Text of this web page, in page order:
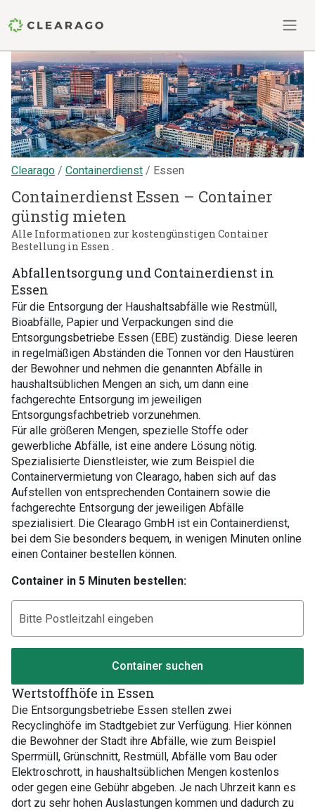
Clearago Containerdienst Essen
Containerdienst Essen – Container
günstig mieten
Alle Informationen zur kostengünstigen Container
Bestellung in Essen .
Abfallentsorgung und Containerdienst in
Essen
Für die Entsorgung der Haushaltsabfälle wie Restmüll,
Bioabfälle, Papier und Verpackungen sind die
Entsorgungsbetriebe Essen (EBE) zuständig. Diese leeren
in regelmäßigen Abständen die Tonnen vor den Haustüren
der Bewohner und nehmen die genannten Abfälle in
haushaltsüblichen Mengen an sich, um dann eine
fachgerechte Entsorgung im jeweiligen
Entsorgungsfachbetrieb vorzunehmen.
Für alle größeren Mengen, spezielle Stoffe oder
gewerbliche Abfälle, ist eine andere Lösung nötig.
Spezialisierte Dienstleister, wie zum Beispiel die
Containervermietung von Clearago, haben sich auf das
Aufstellen von entsprechenden Containern sowie die
fachgerechte Entsorgung der jeweiligen Abfälle
spezialisiert. Die Clearago GmbH ist ein Containerdienst,
bei dem Sie besonders bequem, in wenigen Minuten online
einen Container bestellen können.
Container in 5 Minuten bestellen:
Container suchen
Wertstoffhöfe in Essen
Die Entsorgungsbetriebe Essen stellen zwei
Recyclinghöfe im Stadtgebiet zur Verfügung. Hier können
die Bewohner der Stadt ihre Abfälle, wie zum Beispiel
Sperrmüll, Grünschnitt, Restmüll, Abfälle vom Bau oder
Elektroschrott, in haushaltsüblichen Mengen kostenlos
oder gegen eine Gebühr abgeben. Je nach Uhrzeit kann es
dort zu sehr hohen Auslastungen kommen und dadurch zu